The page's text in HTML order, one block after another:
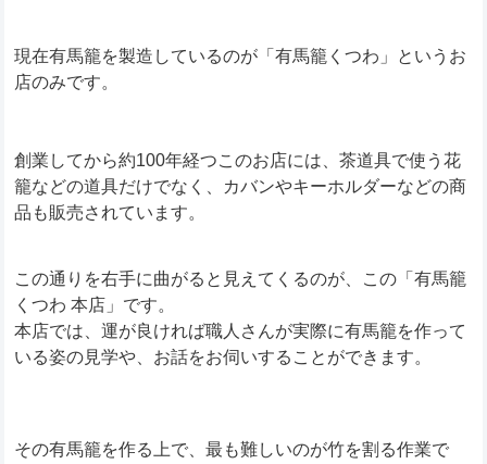
現在有馬籠を製造しているのが「有馬籠くつわ」というお
店のみです。
創業してから約100年経つこのお店には、茶道具で使う花
籠などの道具だけでなく、カバンやキーホルダーなどの商
品も販売されています。
この通りを右手に曲がると見えてくるのが、この「有馬籠
くつわ 本店」です。
本店では、運が良ければ職人さんが実際に有馬籠を作って
いる姿の見学や、お話をお伺いすることができます。
その有馬籠を作る上で、最も難しいのが竹を割る作業で